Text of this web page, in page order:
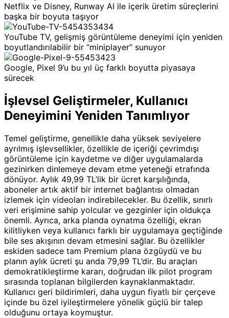
Netflix ve Disney, Runway AI ile içerik üretim süreçlerini
başka bir boyuta taşıyor
YouTube TV, gelişmiş görüntüleme deneyimi için yeniden
boyutlandırılabilir bir “miniplayer” sunuyor
Google, Pixel 9’u bu yıl üç farklı boyutta piyasaya
sürecek
İşlevsel Geliştirmeler, Kullanıcı
Deneyimini Yeniden Tanımlıyor
Temel geliştirme, genellikle daha yüksek seviyelere
ayrılmış işlevsellikler, özellikle de içeriği çevrimdışı
görüntüleme için kaydetme ve diğer uygulamalarda
gezinirken dinlemeye devam etme yeteneği etrafında
dönüyor. Aylık 49,99 TL’lik bir ücret karşılığında,
aboneler artık aktif bir internet bağlantısı olmadan
izlemek için videoları indirebilecekler. Bu özellik, sınırlı
veri erişimine sahip yolcular ve gezginler için oldukça
önemli. Ayrıca, arka planda oynatma özelliği, ekran
kilitliyken veya kullanıcı farklı bir uygulamaya geçtiğinde
bile ses akışının devam etmesini sağlar. Bu özellikler
eskiden sadece tam Premium plana özgüydü ve bu
planın aylık ücreti şu anda 79,99 TL’dir. Bu araçları
demokratikleştirme kararı, doğrudan ilk pilot program
sırasında toplanan bilgilerden kaynaklanmaktadır.
Kullanıcı geri bildirimleri, daha uygun fiyatlı bir çerçeve
içinde bu özel iyileştirmelere yönelik güçlü bir talep
olduğunu ortaya koymuştur.